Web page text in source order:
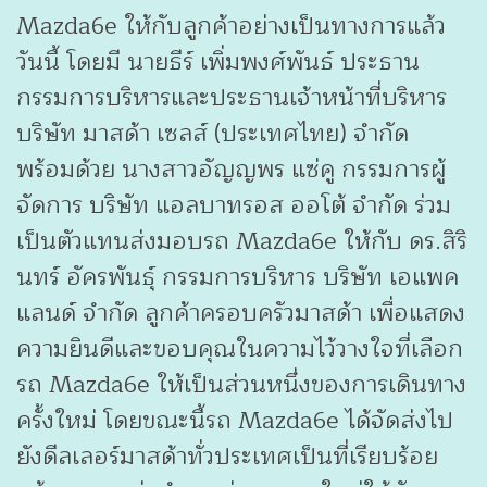
Mazda6e ให้กับลูกค้าอย่างเป็นทางการแล้ว
วันนี้ โดยมี นายธีร์ เพิ่มพงศ์พันธ์ ประธาน
กรรมการบริหารและประธานเจ้าหน้าที่บริหาร
บริษัท มาสด้า เซลส์ (ประเทศไทย) จำกัด
พร้อมด้วย นางสาวอัญญพร แซ่คู กรรมการผู้
จัดการ บริษัท แอลบาทรอส ออโต้ จำกัด ร่วม
เป็นตัวแทนส่งมอบรถ Mazda6e ให้กับ ดร.สิริ
นทร์ อัครพันธุ์ กรรมการบริหาร บริษัท เอแพค
แลนด์ จำกัด ลูกค้าครอบครัวมาสด้า เพื่อแสดง
ความยินดีและขอบคุณในความไว้วางใจที่เลือก
รถ Mazda6e ให้เป็นส่วนหนึ่งของการเดินทาง
ครั้งใหม่ โดยขณะนี้รถ Mazda6e ได้จัดส่งไป
ยังดีลเลอร์มาสด้าทั่วประเทศเป็นที่เรียบร้อย